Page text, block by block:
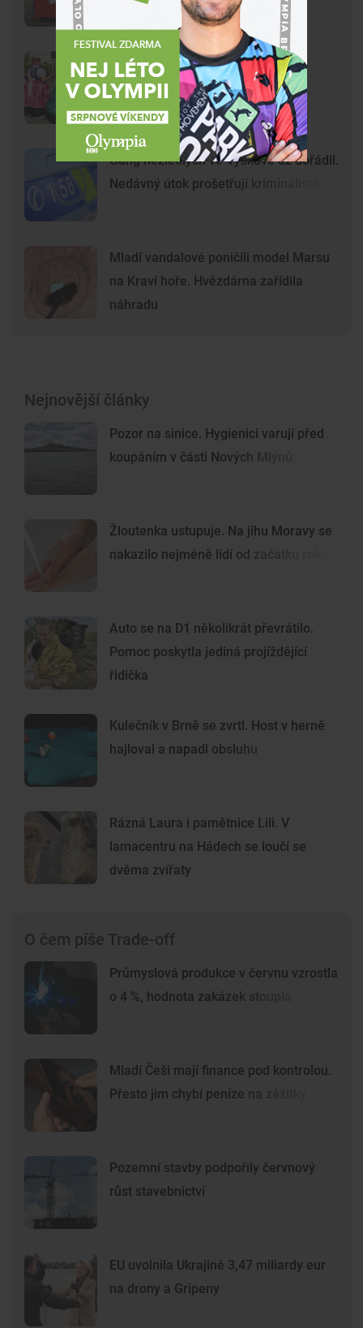
Na Svoboďák dorazí stovky
krojovaných. Brno chystá první
celoměstské hody
Gang nezletilých ve Vyškově už dořádil.
Nedávný útok prošetřují kriminalisté
Mladí vandalové poničili model Marsu
na Kraví hoře. Hvězdárna zařídila
náhradu
Nejnovější články
Pozor na sinice. Hygienici varují před
koupáním v části Nových Mlýnů
Žloutenka ustupuje. Na jihu Moravy se
nakazilo nejméně lidí od začátku roku
Auto se na D1 několikrát převrátilo.
Pomoc poskytla jediná projíždějící
řidička
Kulečník v Brně se zvrtl. Host v herně
hajloval a napadl obsluhu
Rázná Laura i pamětnice Lili. V
lamacentru na Hádech se loučí se
dvěma zvířaty
O čem píše Trade-off
Průmyslová produkce v červnu vzrostla
o 4 %, hodnota zakázek stoupla
Mladí Češi mají finance pod kontrolou.
Přesto jim chybí peníze na zážitky
Pozemní stavby podpořily červnový
růst stavebnictví
EU uvolnila Ukrajině 3,47 miliardy eur
na drony a Gripeny